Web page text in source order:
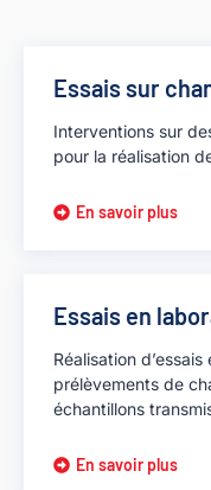
Essais sur
Interventions sur
pour la réalisation
En savoir plus
Essais en
Réalisation
prélèvements de
échantillons
En savoir plus